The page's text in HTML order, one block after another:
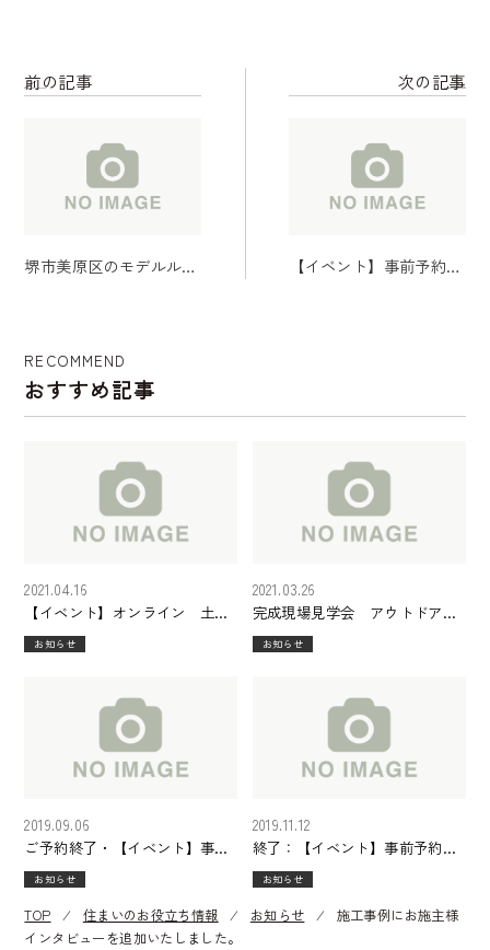
前の記事
堺市美原区のモデルルー
次の記事
【イベント】事前予約
RECOMMEND
おすすめ記事
【イベント】オンライン 土地
探し相談会
2021.04.16
お知らせ
完成現場見学会 アウトドアリ
ビングの家
2021.03.26
お知らせ
ご予約終了・【イベント】事前
予約制 堺市堺区
HOUSECODEショールーム・住
まいづくり講座 開催
9/16（月）・23（月）！
2019.09.06
お知らせ
終了：【イベント】事前予約
制 堺・美原モデルハウス 見学
会・勉強会 開催
11/16（土）・17（日）！
2019.11.12
お知らせ
TOP ⁄ 住まいのお役立ち情報 ⁄ お知らせ ⁄ 施工事例にお施主様
インタビューを追加いたしました。